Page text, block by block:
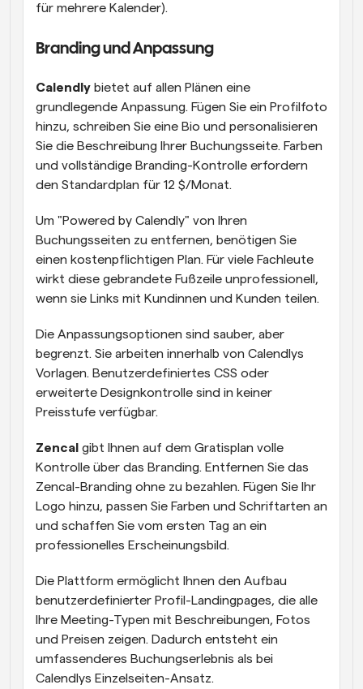
für mehrere Kalender).
Branding und Anpassung
Calendly bietet auf allen Plänen eine
grundlegende Anpassung. Fügen Sie ein Profilfoto
hinzu, schreiben Sie eine Bio und personalisieren
Sie die Beschreibung Ihrer Buchungsseite. Farben
und vollständige Branding-Kontrolle erfordern
den Standardplan für 12 $/Monat.
Um "Powered by Calendly" von Ihren
Buchungsseiten zu entfernen, benötigen Sie
einen kostenpflichtigen Plan. Für viele Fachleute
wirkt diese gebrandete Fußzeile unprofessionell,
wenn sie Links mit Kundinnen und Kunden teilen.
Die Anpassungsoptionen sind sauber, aber
begrenzt. Sie arbeiten innerhalb von Calendlys
Vorlagen. Benutzerdefiniertes CSS oder
erweiterte Designkontrolle sind in keiner
Preisstufe verfügbar.
Zencal gibt Ihnen auf dem Gratisplan volle
Kontrolle über das Branding. Entfernen Sie das
Zencal-Branding ohne zu bezahlen. Fügen Sie Ihr
Logo hinzu, passen Sie Farben und Schriftarten an
und schaffen Sie vom ersten Tag an ein
professionelles Erscheinungsbild.
Die Plattform ermöglicht Ihnen den Aufbau
benutzerdefinierter Profil-Landingpages, die alle
Ihre Meeting-Typen mit Beschreibungen, Fotos
und Preisen zeigen. Dadurch entsteht ein
umfassenderes Buchungserlebnis als bei
Calendlys Einzelseiten-Ansatz.